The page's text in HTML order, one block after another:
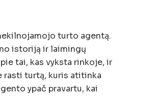
turto agentą.
istoriją ir laimingų
tai, kas vyksta rinkoje, ir
rasti turtą, kuris atitinka
ypač pravartu, kai